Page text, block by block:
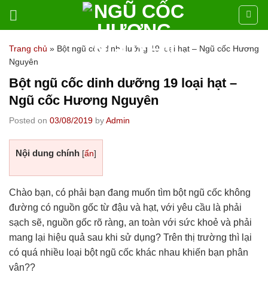
Trang chủ » Bột ngũ cốc dinh dưỡng 19 loại hạt – Ngũ cốc Hương
Nguyên
Bột ngũ cốc dinh dưỡng 19 loại hạt –
Ngũ cốc Hương Nguyên
Posted on 03/08/2019 byAdmin
Nội dung chính [ẩn]
Chào bạn, có phải bạn đang muốn tìm bột ngũ cốc không
đường có nguồn gốc từ đậu và hạt, với yêu cầu là phải
sạch sẽ, nguồn gốc rõ ràng, an toàn với sức khoẻ và phải
mang lại hiệu quả sau khi sử dụng? Trên thị trường thì lại
có quá nhiều loại bột ngũ cốc khác nhau khiến bạn phân
vân??